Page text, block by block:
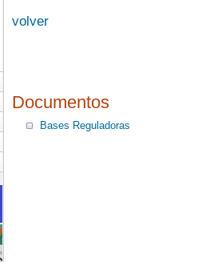
volver
Documentos
Bases Reguladoras